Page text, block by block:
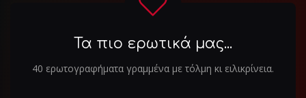
Τα πιο ερωτικά μας...
40 ερωτογραφήματα γραμμένα με τόλμη κι ειλικρίνεια.